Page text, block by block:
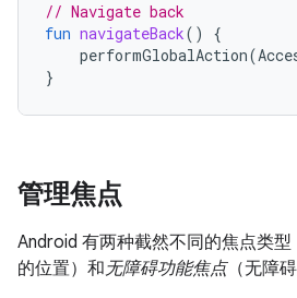
// Navigate back
fun navigateBack()
{
performGlobalAction(
}
管理焦点
Android 有两种截然不同的焦点类型
的位置）和无障碍功能焦点（无障